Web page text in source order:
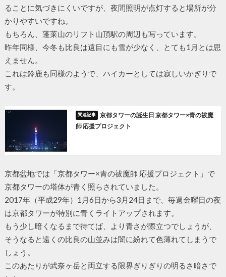
ることに気づきにくいですが、夜間照明が点灯すると場所が分
かりやすいですね。
もちろん、蓬莱山のリフト山頂駅の周辺も写っています。
昨年同様、今冬も比良は遠目にも雪が少なく、とても1月とは思
えません。
これは鈴鹿も同様のようで、ハイカーとしては寂しいかぎりで
す。
京都タワーの誕生日 京都タワー×青の祓魔
師 応援プロジェクト
京都盆地では「京都タワー×青の祓魔師 応援プロジェクト」で
京都タワーの塔体が青く照らされていました。
2017年（平成29年）1月6日から3月24日まで、毎週金曜日の夜
は京都タワーが特別に青くライトアップされます。
もう少し暗くなるまで待てば、より青さが際立つでしょうが、
そうなると遠くの比良の山並みは闇に紛れて色薄れてしまうで
しょう。
このあたりが武奈ヶ岳と両立する限界ぎりぎりの明るさ暗さで